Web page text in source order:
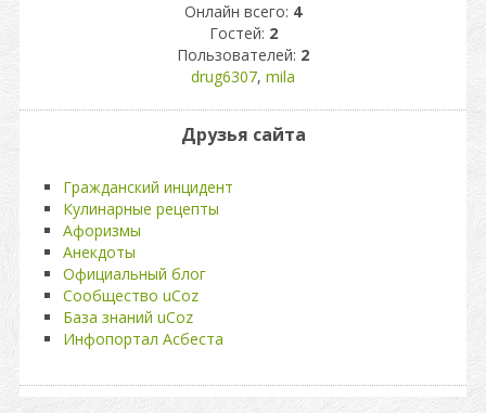
Онлайн всего: 4
Гостей: 2
Пользователей: 2
drug6307, mila
Друзья сайта
Гражданский инцидент
Кулинарные рецепты
Афоризмы
Анекдоты
Официальный блог
Сообщество uCoz
База знаний uCoz
Инфопортал Асбеста